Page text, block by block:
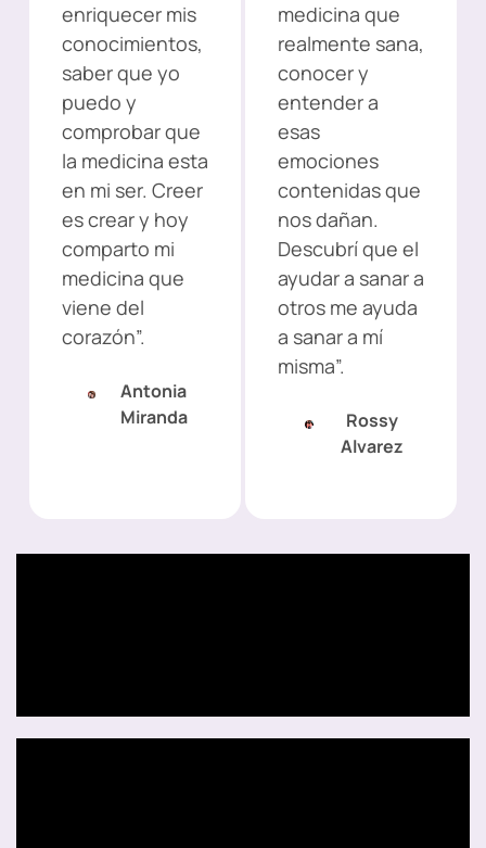
enriquecer mis
conocimientos,
saber que yo
puedo y
comprobar que
la medicina esta
en mi ser. Creer
es crear y hoy
comparto mi
medicina que
viene del
corazón”.
Antonia
Miranda
medicina que
realmente sana,
conocer y
entender a
esas
emociones
contenidas que
nos dañan.
Descubrí que el
ayudar a sanar a
otros me ayuda
a sanar a mí
misma”.
Rossy
Alvarez